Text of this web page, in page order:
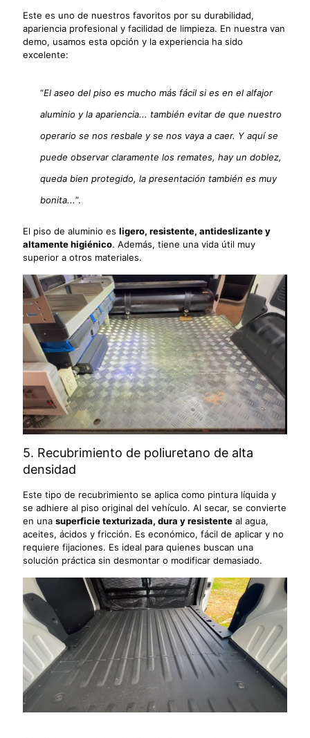
Este es uno de nuestros favoritos por su durabilidad,
apariencia profesional y facilidad de limpieza. En nuestra van
demo, usamos esta opción y la experiencia ha sido
excelente:
“El aseo del piso es mucho más fácil si es en el alfajor
aluminio y la apariencia... también evitar de que nuestro
operario se nos resbale y se nos vaya a caer. Y aquí se
puede observar claramente los remates, hay un doblez,
queda bien protegido, la presentación también es muy
bonita...”.
El piso de aluminio es ligero, resistente, antideslizante y
altamente higiénico. Además, tiene una vida útil muy
superior a otros materiales.
5. Recubrimiento de poliuretano de alta
densidad
Este tipo de recubrimiento se aplica como pintura líquida y
se adhiere al piso original del vehículo. Al secar, se convierte
en una superficie texturizada, dura y resistente al agua,
aceites, ácidos y fricción. Es económico, fácil de aplicar y no
requiere fijaciones. Es ideal para quienes buscan una
solución práctica sin desmontar o modificar demasiado.